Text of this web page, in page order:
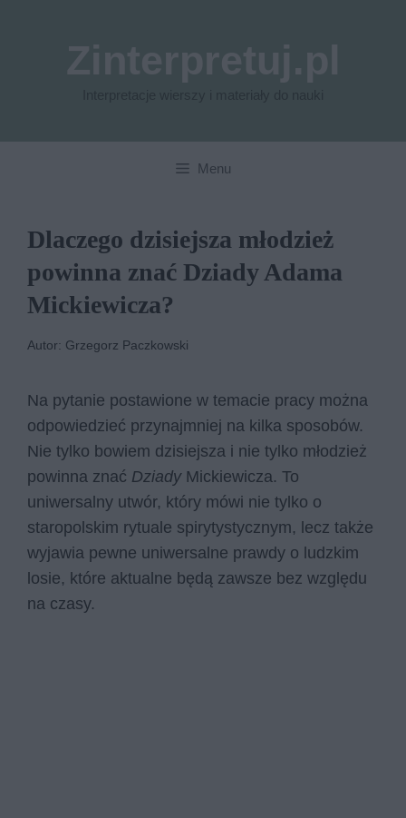
Menu
Dlaczego dzisiejsza młodzież
powinna znać Dziady Adama
Mickiewicza?
Autor: Grzegorz Paczkowski
Na pytanie postawione w temacie pracy można
odpowiedzieć przynajmniej na kilka sposobów.
Nie tylko bowiem dzisiejsza i nie tylko młodzież
powinna znać Dziady Mickiewicza. To
uniwersalny utwór, który mówi nie tylko o
staropolskim rytuale spirytystycznym, lecz także
wyjawia pewne uniwersalne prawdy o ludzkim
losie, które aktualne będą zawsze bez względu
na czasy.